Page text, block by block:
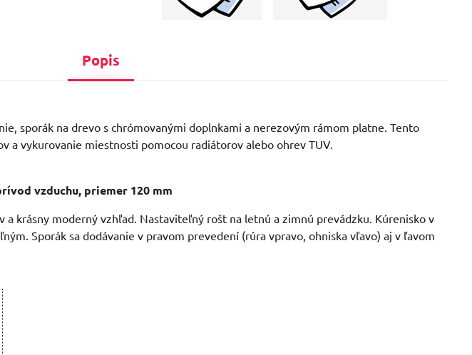
Popis
sporák na drevo s chrómovanými doplnkami a nerezovým rámom platne. Tento
a vykurovanie miestnosti pomocou radiátorov alebo ohrev TUV.
vzduchu, priemer 120 mm
a krásny moderný vzhľad. Nastaviteľný rošt na letnú a zimnú prevádzku. Kúrenisko v
Sporák sa dodávanie v pravom prevedení (rúra vpravo, ohniska vľavo) aj v ľavom